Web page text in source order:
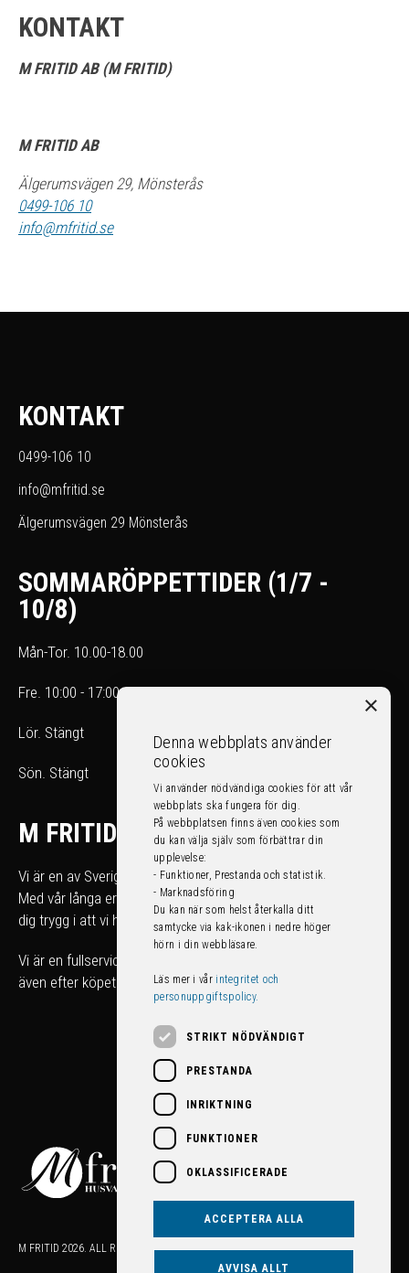
KONTAKT
M FRITID AB (M FRITID)
M FRITID AB
Älgerumsvägen 29, Mönsterås
0499-106 10
info@mfritid.se
KONTAKT
0499-106 10
info@mfritid.se
Älgerumsvägen 29 Mönsterås
SOMMARÖPPETTIDER (1/7 -
10/8)
Mån-Tor. 10.00-18.00
Fre. 10:00 - 17:00
Lör. Stängt
Sön. Stängt
M FRITID
Vi är en av Sveriges största fritidsfordonshandlare.
Med vår långa erfarenhet kan du som köpare känna
dig trygg i att vi hjälper dig att hitta rätt fordon för just dig.
Vi är en fullserviceanläggning som tar hand om ditt fordon
även efter köpet!
M FRITID 2026. ALL RIGHTS RESERVED.
×
Denna webbplats använder
cookies
Vi använder nödvändiga cookies för att vår
webbplats ska fungera för dig.
På webbplatsen finns även cookies som
du kan välja själv som förbättrar din
upplevelse:
- Funktioner, Prestanda och statistik.
- Marknadsföring
Du kan när som helst återkalla ditt
samtycke via kak-ikonen i nedre höger
hörn i din webbläsare.
Läs mer i vår integritet och
personuppgiftspolicy.
STRIKT NÖDVÄNDIGT
PRESTANDA
INRIKTNING
FUNKTIONER
OKLASSIFICERADE
ACCEPTERA ALLA
AVVISA ALLT